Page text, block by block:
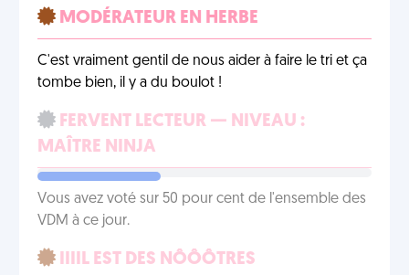
MODÉRATEUR EN HERBE
C'est vraiment gentil de nous aider à faire le tri et ça
tombe bien, il y a du boulot !
FERVENT LECTEUR — NIVEAU :
MAÎTRE NINJA
Vous avez voté sur 50 pour cent de l'ensemble des
VDM à ce jour.
IIIIL EST DES NÔÔÔTRES